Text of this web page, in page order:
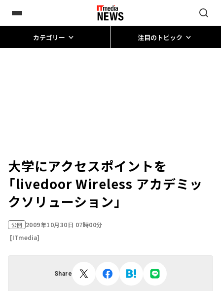
カテゴリー 注目のトピック
大学にアクセスポイントを
「livedoor Wireless アカデミッ
クソリューション」
公開 2009年10月30日 07時00分
[ITmedia]
Share